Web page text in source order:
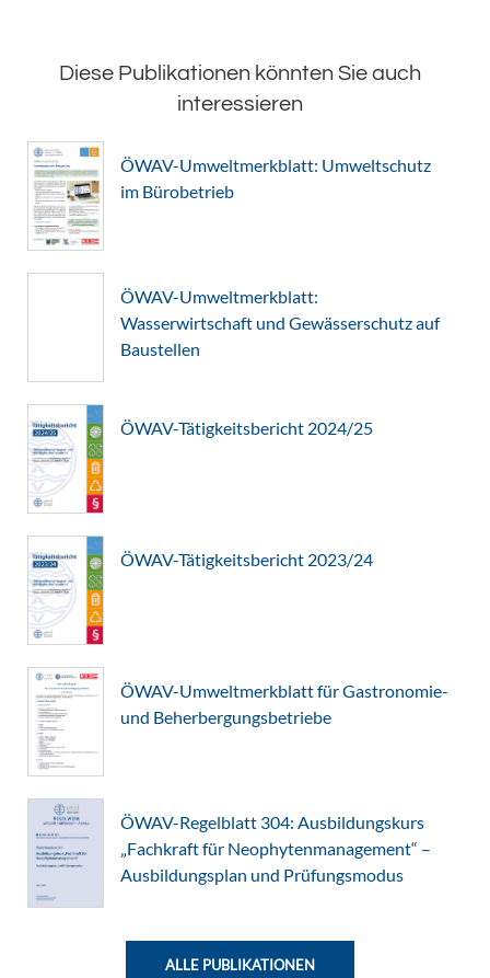
Diese Publikationen könnten Sie auch
interessieren
ÖWAV-Umweltmerkblatt: Umweltschutz
im Bürobetrieb
ÖWAV-Umweltmerkblatt:
Wasserwirtschaft und Gewässerschutz auf
Baustellen
ÖWAV-Tätigkeitsbericht 2024/25
ÖWAV-Tätigkeitsbericht 2023/24
ÖWAV-Umweltmerkblatt für Gastronomie-
und Beherbergungsbetriebe
ÖWAV-Regelblatt 304: Ausbildungskurs
„Fachkraft für Neophytenmanagement“ –
Ausbildungsplan und Prüfungsmodus
ALLE PUBLIKATIONEN